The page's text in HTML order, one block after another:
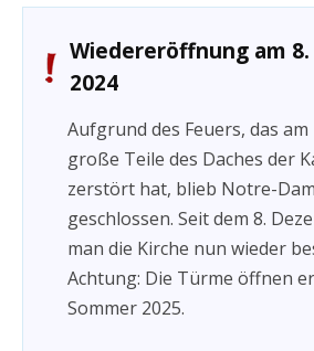
Wiedereröffnung am
2024
Aufgrund des Feuers, das am
große Teile des Daches der
zerstört hat, blieb Notre-
geschlossen. Seit dem 8.
man die Kirche nun wieder
Achtung: Die Türme öffnen
Sommer 2025.